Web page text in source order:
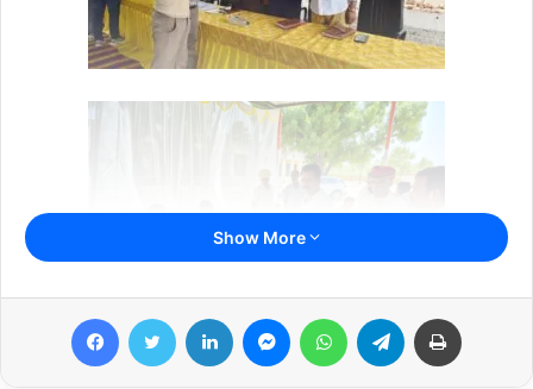
Show More